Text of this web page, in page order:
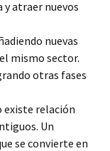
y atraer nuevos
nuevas
mismo sector.
otras fases
existe relación
Un
se convierte en